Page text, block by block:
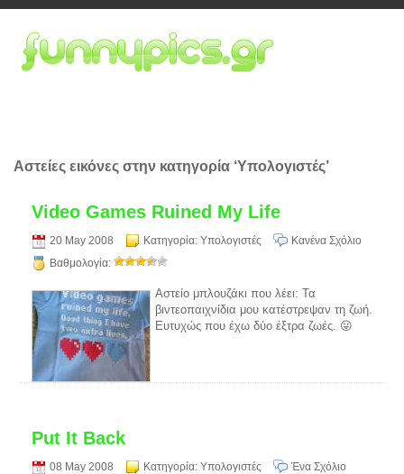
Αστείες εικόνες στην κατηγορία ‘Υπολογιστές’
Video Games Ruined My Life
20 May 2008 Κατηγορία:Υπολογιστές
Κανένα Σχόλιο
Βαθμολογία:
Αστείο μπλουζάκι που λέει: Τα
βιντεοπαιχνίδια μου κατέστρεψαν τη ζωή.
Ευτυχώς που έχω δύο έξτρα ζωές. 😛
Put It Back
08 May 2008 Κατηγορία:Υπολογιστές
Ένα Σχόλιο